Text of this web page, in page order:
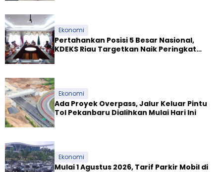
Ekonomi
Pertahankan Posisi 5 Besar Nasional,
KDEKS Riau Targetkan Naik Peringkat
Ekonomi
Ada Proyek Overpass, Jalur Keluar Pintu
Tol Pekanbaru Dialihkan Mulai Hari Ini
Ekonomi
Mulai 1 Agustus 2026, Tarif Parkir Mobil di